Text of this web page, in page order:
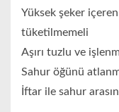
Yüksek şeker
tüketilmemeli
Aşırı tuzlu ve
Sahur öğünü
İftar ile sahur